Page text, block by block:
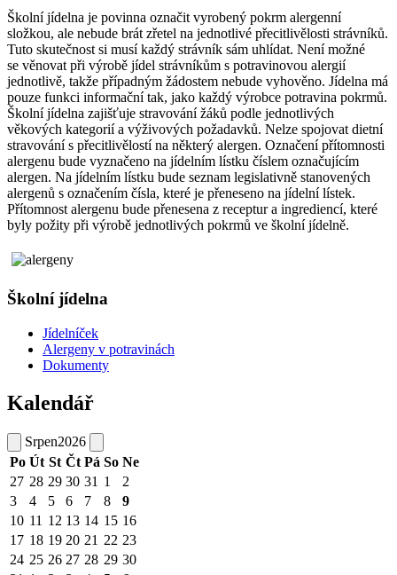
Školní jídelna je povinna označit vyrobený pokrm alergenní
složkou, ale nebude brát zřetel na jednotlivé přecitlivělosti strávníků.
Tuto skutečnost si musí každý strávník sám uhlídat. Není možné
se věnovat při výrobě jídel strávníkům s potravinovou alergií
jednotlivě, takže případným žádostem nebude vyhověno. Jídelna má
pouze funkci informační tak, jako každý výrobce potravina pokrmů.
Školní jídelna zajišťuje stravování žáků podle jednotlivých
věkových kategorií a výživových požadavků. Nelze spojovat dietní
stravování s přecitlivělostí na některý alergen. Označení přítomnosti
alergenu bude vyznačeno na jídelním lístku číslem označujícím
alergen. Na jídelním lístku bude seznam legislativně stanovených
alergenů s označením čísla, které je přeneseno na jídelní lístek.
Přítomnost alergenu bude přenesena z receptur a ingrediencí, které
byly požity při výrobě jednotlivých pokrmů ve školní jídelně.
Školní jídelna
Jídelníček
Alergeny v potravinách
Dokumenty
Kalendář
Srpen2026
Po Út St Čt Pá So Ne
27 28 29 30 31 1
2
3
4 5 6 7 8
9
10 11 12 13 14 15 16
17 18 19 20 21 22 23
24 25 26 27 28 29 30